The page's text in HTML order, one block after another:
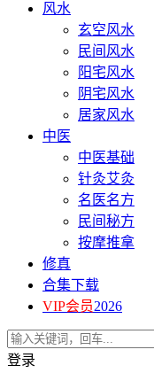
风水
玄空风水
民间风水
阳宅风水
阴宅风水
居家风水
中医
中医基础
针灸艾灸
名医名方
民间秘方
按摩推拿
修真
合集下载
VIP会员2026
登录